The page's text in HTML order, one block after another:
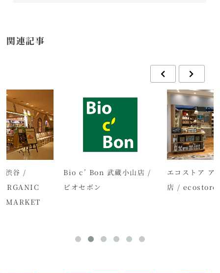
関連記事
渋谷 /
MARKET
Bio c’ Bon 武蔵小山店 /
ビオセボン
エコストア ア
店 / ecostore